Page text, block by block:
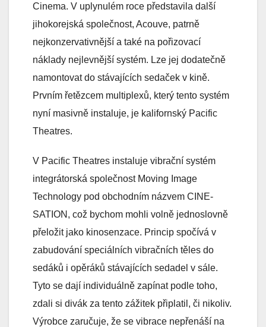
Cinema. V uplynulém roce představila další
jihokorejská společnost, Acouve, patrně
nejkonzervativnější a také na pořizovací
náklady nejlevnější systém. Lze jej dodatečně
namontovat do stávajících sedaček v kině.
Prvním řetězcem multiplexů, který tento systém
nyní masivně instaluje, je kalifornský Pacific
Theatres.
V Pacific Theatres instaluje vibrační systém
integrátorská společnost Moving Image
Technology pod obchodním názvem CINE-
SATION, což bychom mohli volně jednoslovně
přeložit jako kinosenzace. Princip spočívá v
zabudování speciálních vibračních těles do
sedáků i opěráků stávajících sedadel v sále.
Tyto se dají individuálně zapínat podle toho,
zdali si divák za tento zážitek připlatil, či nikoliv.
Výrobce zaručuje, že se vibrace nepřenáší na